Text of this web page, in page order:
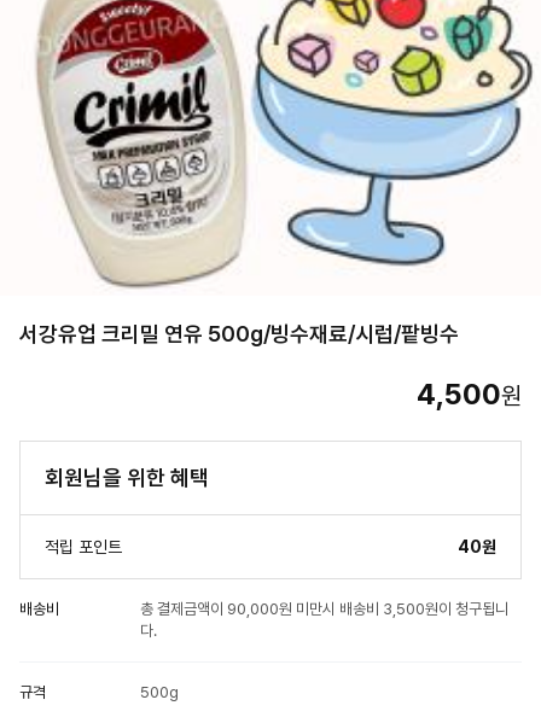
서강유업 크리밀 연유 500g/빙수재료/시럽/팥빙수
4,500원
회원님을 위한 혜택
적립 포인트 40원
배송비
총 결제금액이 90,000원 미만시 배송비 3,500원이 청구됩니
다.
규격 500g